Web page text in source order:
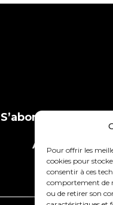
Pour offrir les
cookies pour
consentir à ces
comportement de
ou de retirer son
S’abonner à la lettre
Adhérer